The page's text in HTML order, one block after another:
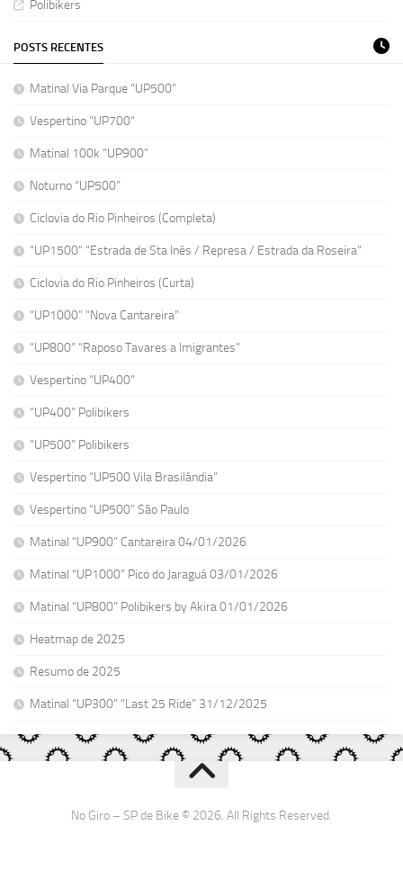
Polibikers
POSTS RECENTES
Matinal Via Parque “UP500”
Vespertino “UP700”
Matinal 100k “UP900”
Noturno “UP500”
Ciclovia do Rio Pinheiros (Completa)
“UP1500” “Estrada de Sta Inês / Represa / Estrada da Roseira”
Ciclovia do Rio Pinheiros (Curta)
“UP1000” “Nova Cantareira”
“UP800” “Raposo Tavares a Imigrantes”
Vespertino “UP400”
“UP400” Polibikers
“UP500” Polibikers
Vespertino “UP500 Vila Brasilândia”
Vespertino “UP500” São Paulo
Matinal “UP900” Cantareira 04/01/2026
Matinal “UP1000” Pico do Jaraguá 03/01/2026
Matinal “UP800” Polibikers by Akira 01/01/2026
Heatmap de 2025
Resumo de 2025
Matinal “UP300” “Last 25 Ride” 31/12/2025
No Giro – SP de Bike © 2026. All Rights Reserved.